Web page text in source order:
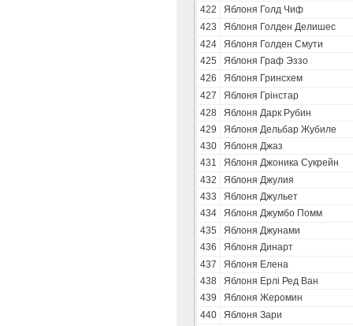
422
Яблоня Голд Чиф
423
Яблоня Голден Делишес
424
Яблоня Голден Смути
425
Яблоня Граф Эззо
426
Яблоня Гринсхем
427
Яблоня Грінстар
428
Яблоня Дарк Рубин
429
Яблоня Дельбар Жубиле
430
Яблоня Джаз
431
Яблоня Джоника Сукрейн
432
Яблоня Джулия
433
Яблоня Джульет
434
Яблоня Джумбо Помм
435
Яблоня Джунами
436
Яблоня Динарт
437
Яблоня Елена
438
Яблоня Ерлі Ред Ван
439
Яблоня Жеромин
440
Яблоня Зари